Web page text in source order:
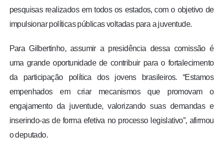
pesquisas realizados em todos os estados, com o objetivo de
impulsionar políticas públicas voltadas para a juventude.
Para Gilbertinho, assumir a presidência dessa comissão é
uma grande oportunidade de contribuir para o fortalecimento
da participação política dos jovens brasileiros. “Estamos
empenhados em criar mecanismos que promovam o
engajamento da juventude, valorizando suas demandas e
inserindo-as de forma efetiva no processo legislativo”, afirmou
o deputado.